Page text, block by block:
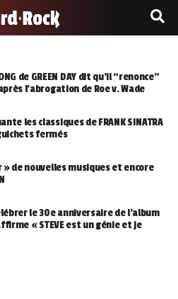
de GREEN DAY dit qu’il “renonce”
l’abrogation de Roe v. Wade
les classiques de FRANK SINATRA
fermés
de nouvelles musiques et encore
le 30e anniversaire de l’album
« STEVE est un génie et je